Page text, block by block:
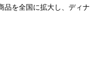
品を全国に拡大し、ディナ